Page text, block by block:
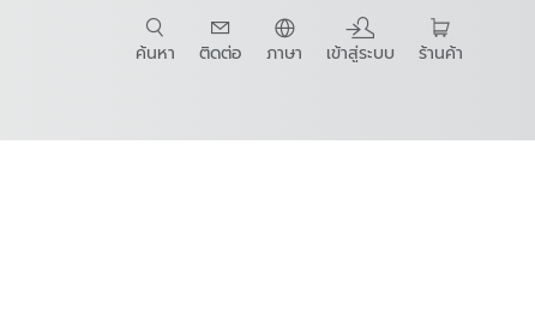
ค้นหา ติดต่อ ภาษา เข้าสู่ระบบ ร้านค้า